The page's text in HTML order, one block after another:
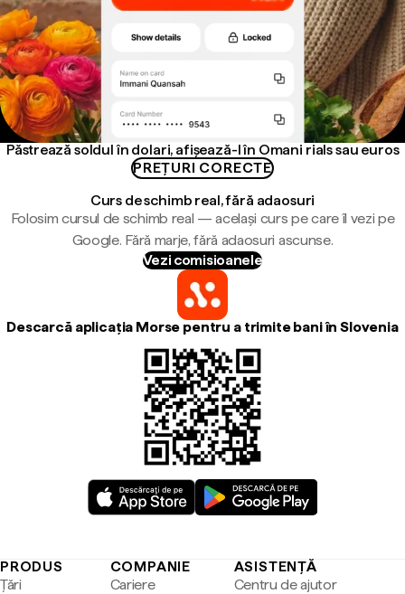
Păstrează soldul în dolari, afișează-l în Omani rials sau euros
PREȚURI CORECTE
Curs de schimb real, fără adaosuri
Folosim cursul de schimb real — același curs pe care îl vezi pe
Google. Fără marje, fără adaosuri ascunse.
Vezi comisioanele
Descarcă aplicația Morse pentru a trimite bani în Slovenia
PRODUS
Țări
COMPANIE
Cariere
ASISTENȚĂ
Centru de ajutor